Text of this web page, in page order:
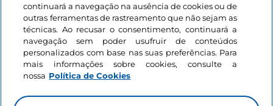
continuará a navegação na ausência de cookies ou de
outras ferramentas de rastreamento que não sejam as
técnicas. Ao recusar o consentimento, continuará a
navegação sem poder usufruir de conteúdos
personalizados com base nas suas preferências. Para
mais informações sobre cookies, consulte a
nossa Política de Cookies